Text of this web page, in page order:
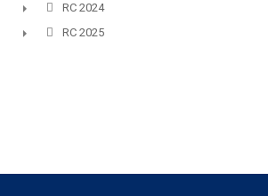
►
RC 2024
RC 2025